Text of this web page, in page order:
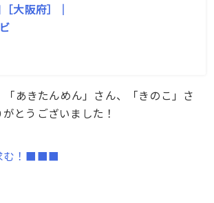
大阪府］｜
「あきたんめん」さん、「きのこ」さ
とうございました！
む！■■■